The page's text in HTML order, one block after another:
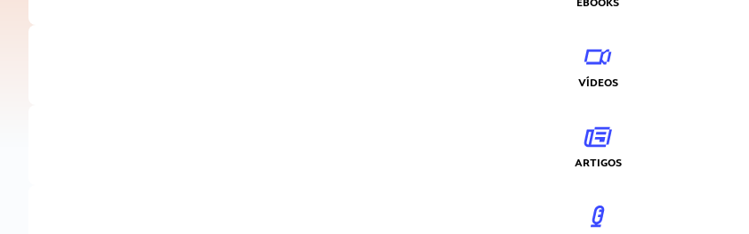
EBOOKS
VÍDEOS
ARTIGOS